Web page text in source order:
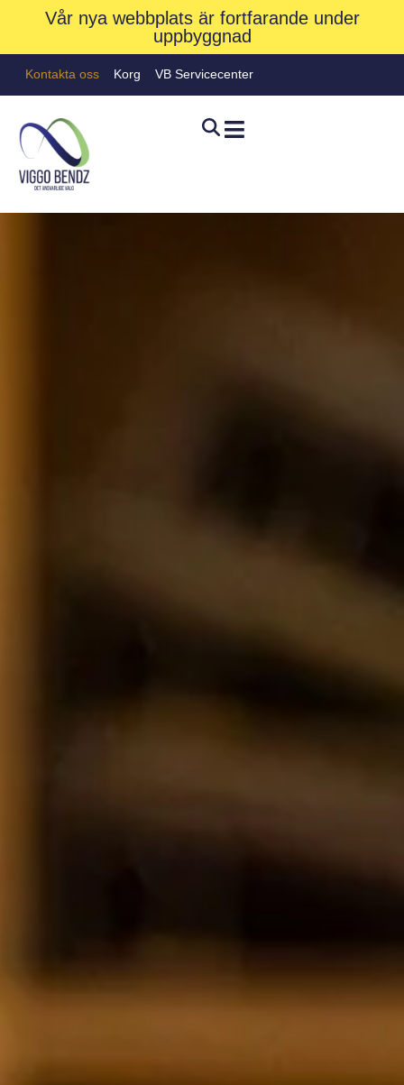
Vår nya webbplats är fortfarande under
uppbyggnad
Kontakta oss Korg VB Servicecenter
Kontakta oss